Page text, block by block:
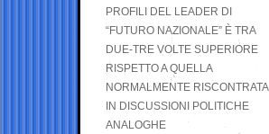
PROFILI DEL LEADER DI
“FUTURO NAZIONALE” È TRA
DUE-TRE VOLTE SUPERIORE
RISPETTO A QUELLA
NORMALMENTE RISCONTRATA
IN DISCUSSIONI POLITICHE
ANALOGHE